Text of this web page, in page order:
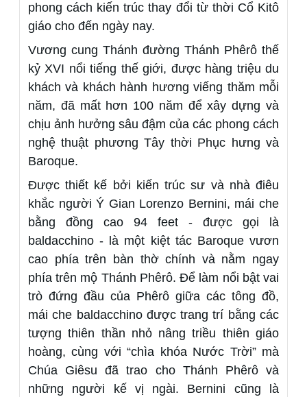
phong cách kiến trúc thay đổi từ thời Cổ Kitô
giáo cho đến ngày nay.
Vương cung Thánh đường Thánh Phêrô thế
kỷ XVI nổi tiếng thế giới, được hàng triệu du
khách và khách hành hương viếng thăm mỗi
năm, đã mất hơn 100 năm để xây dựng và
chịu ảnh hưởng sâu đậm của các phong cách
nghệ thuật phương Tây thời Phục hưng và
Baroque.
Được thiết kế bởi kiến trúc sư và nhà điêu
khắc người Ý Gian Lorenzo Bernini, mái che
bằng đồng cao 94 feet - được gọi là
baldacchino - là một kiệt tác Baroque vươn
cao phía trên bàn thờ chính và nằm ngay
phía trên mộ Thánh Phêrô. Để làm nổi bật vai
trò đứng đầu của Phêrô giữa các tông đồ,
mái che baldacchino được trang trí bằng các
tượng thiên thần nhỏ nâng triều thiên giáo
hoàng, cùng với “chìa khóa Nước Trời” mà
Chúa Giêsu đã trao cho Thánh Phêrô và
những người kế vị ngài. Bernini cũng là